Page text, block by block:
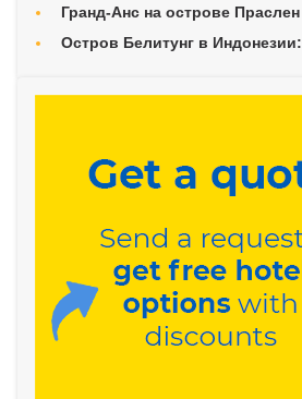
Гранд-Анс на острове
Остров Белитунг в